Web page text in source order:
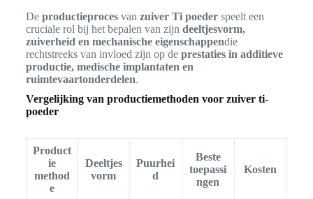
De productieprocesvan zuiver Ti poederspeelt een
cruciale rol bij het bepalen van zijn deeltjesvorm,
zuiverheid en mechanische eigenschappendie
rechtstreeks van invloed zijn op de prestaties in additieve
productie, medische implantaten en
ruimtevaartonderdelen.
Vergelijking van productiemethoden voor zuiver ti-
poeder
Product
ie
method
e
Deeltjes
vorm
Puurhei
d
Beste
toepassi
ngen
Kosten